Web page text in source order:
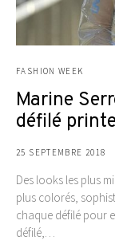
FASHION WEEK
Marine
défilé
25 SEPTEMBRE 2018
Des looks les plus
plus colorés,
chaque défilé pour
défilé,…